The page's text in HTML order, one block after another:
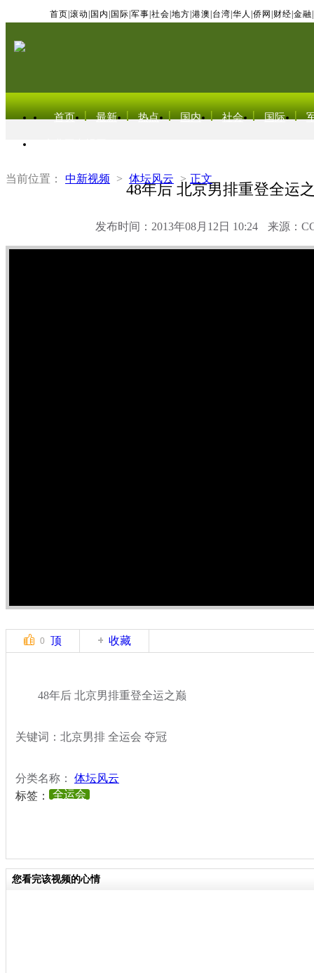
首页 滚动 国内 国际 军事 社会 地方 港澳 台湾 华人 侨网 财经 金融
首页 最新 热点 国内 社会 国际
当前位置： 中新视频 > 体坛风云 > 正文
48年后 北京男排重登全运
发布时间：2013年08月12日 10:24 来源：
0 顶 收藏
48年后 北京男排重登全运之巅
关键词：北京男排 全运会 夺冠
分类名称： 体坛风云
标签：
全运会
您看完该视频的心情